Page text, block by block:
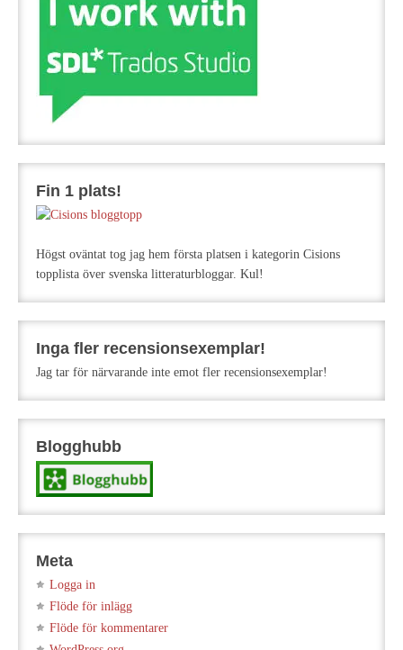
Fin 1 plats!
Högst oväntat tog jag hem första platsen i kategorin Cisions
topplista över svenska litteraturbloggar. Kul!
Inga fler recensionsexemplar!
Jag tar för närvarande inte emot fler recensionsexemplar!
Blogghubb
Meta
Logga in
Flöde för inlägg
Flöde för kommentarer